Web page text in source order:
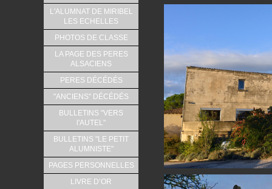
L'ALUMNAT DE MIRIBEL
LES ECHELLES
PHOTOS DE CLASSE
LA PAGE DES PERES
ALSACIENS
PERES DÉCÉDÉS
"ANCIENS" DÉCÉDÉS
BULLETINS "VERS
l'AUTEL"
BULLETINS "LE PETIT
ALUMNISTE"
PAGES PERSONNELLES
LIVRE D’OR